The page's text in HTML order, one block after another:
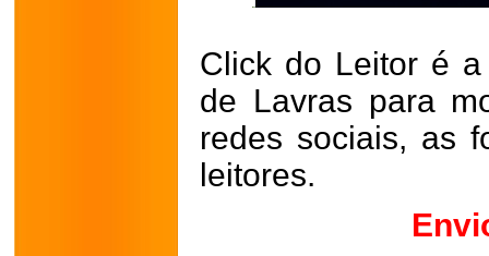
Click do Leitor é
de Lavras para
redes sociais, as
leitores.